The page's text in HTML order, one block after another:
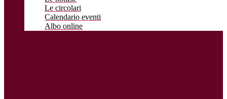
Le circolari
Calendario eventi
Albo online